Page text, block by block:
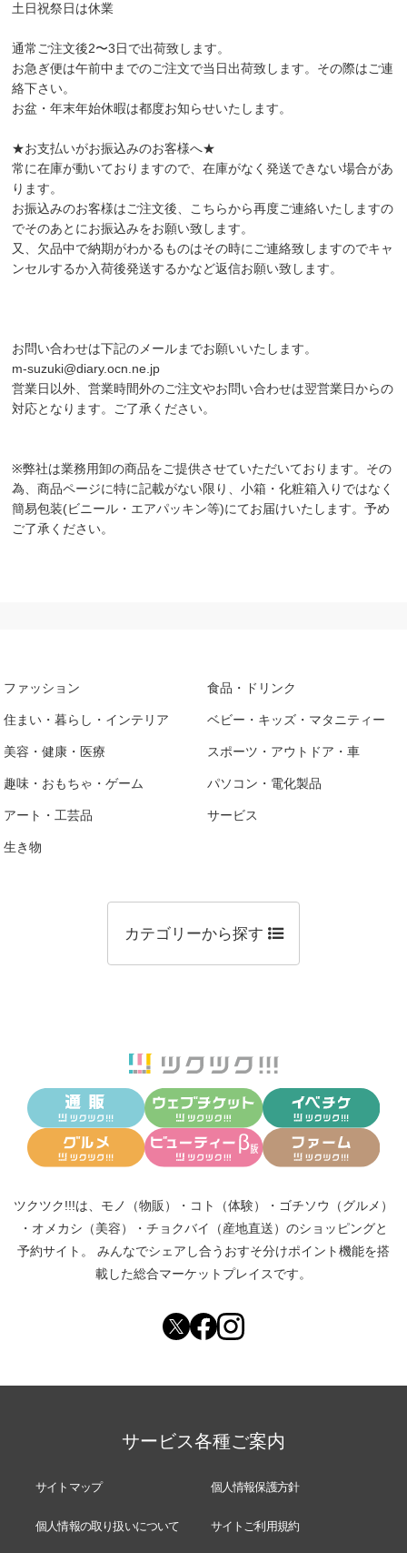
土日祝祭日は休業
通常ご注文後2〜3日で出荷致します。
お急ぎ便は午前中までのご注文で当日出荷致します。その際はご連
絡下さい。
お盆・年末年始休暇は都度お知らせいたします。
★お支払いがお振込みのお客様へ★
常に在庫が動いておりますので、在庫がなく発送できない場合があ
ります。
お振込みのお客様はご注文後、こちらから再度ご連絡いたしますの
でそのあとにお振込みをお願い致します。
又、欠品中で納期がわかるものはその時にご連絡致しますのでキャ
ンセルするか入荷後発送するかなど返信お願い致します。
お問い合わせは下記のメールまでお願いいたします。
m-suzuki@diary.ocn.ne.jp
営業日以外、営業時間外のご注文やお問い合わせは翌営業日からの
対応となります。ご了承ください。
※弊社は業務用卸の商品をご提供させていただいております。その
為、商品ページに特に記載がない限り、小箱・化粧箱入りではなく
簡易包装(ビニール・エアパッキン等)にてお届けいたします。予め
ご了承ください。
ファッション 食品・ドリンク
住まい・暮らし・インテリア ベビー・キッズ・マタニティー
美容・健康・医療 スポーツ・アウトドア・車
趣味・おもちゃ・ゲーム パソコン・電化製品
アート・工芸品 サービス
生き物
カテゴリーから探す
ツクツク!!!は、 モノ（物販） ・ コト（体験） ・ ゴチソウ（グルメ）
・ オメカシ（美容） ・ チョクバイ（産地直送） のショッピングと
予約サイト。
みんなでシェアし合う おすそ分けポイント機能を搭
載した総合マーケットプレイスです。
サービス各種ご案内
サイトマップ 個人情報保護方針
個人情報の取り扱いについて サイトご利用規約